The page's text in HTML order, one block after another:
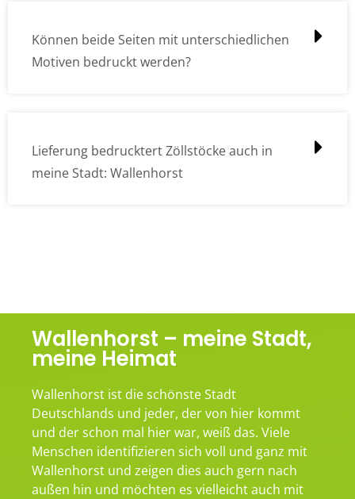
Können beide Seiten mit unterschiedlichen
Motiven bedruckt werden?
Lieferung bedrucktert Zöllstöcke auch in
meine Stadt: Wallenhorst
Wallenhorst – meine Stadt,
meine Heimat
Wallenhorst ist die schönste Stadt
Deutschlands und jeder, der von hier kommt
und der schon mal hier war, weiß das. Viele
Menschen identifizieren sich voll und ganz mit
Wallenhorst und zeigen dies auch gern nach
außen hin und möchten es vielleicht auch mit